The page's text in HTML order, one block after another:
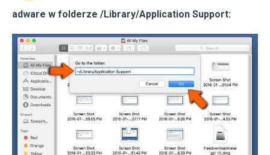
adware w folderze /Library/Application Support: